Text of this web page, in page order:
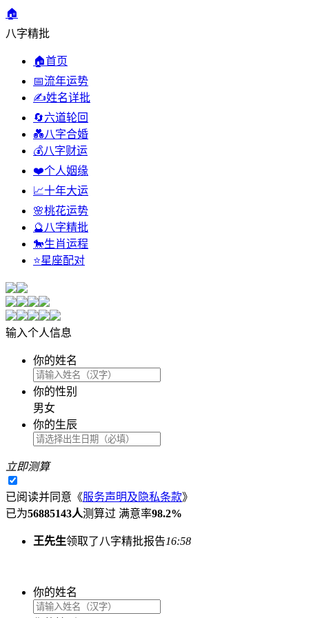
🏠
八字精批
🏠首页
📅流年运势
✍️姓名详批
🔄六道轮回
💑八字合婚
💰八字财运
❤️个人姻缘
📈十年大运
🌸桃花运势
🔮 八字精批
🐎生肖运程
⭐星座配对
输入个人信息
你的姓名
你的性别
男女
你的生辰
立即测算
已阅读并同意 《服务声明及隐私条款》
已为56885143人测算过 满意率98.2%
王先生领取了八字精批报告16:58
你的姓名